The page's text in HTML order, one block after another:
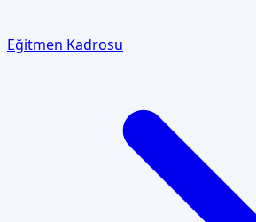
Eğitmen Kadrosu